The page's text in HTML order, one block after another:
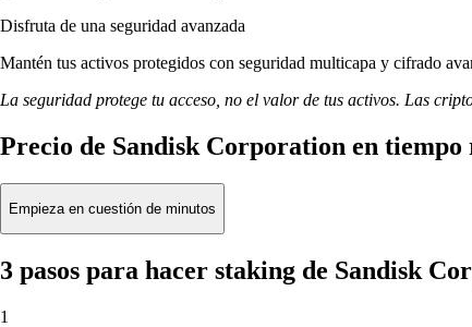
Disfruta de una seguridad avanzada
Mantén tus activos protegidos con seguridad multicapa y cifrado
La seguridad protege tu acceso, no el valor de tus activos. Las
Precio de Sandisk Corporation en tiempo
Empieza en cuestión de minutos
3 pasos para hacer staking de Sandisk
1